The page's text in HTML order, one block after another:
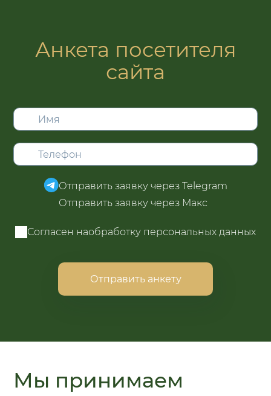
Анкета посетителя
сайта
Отправить заявку через Telegram
Отправить заявку через Макс
Согласен наобработку персональных данных
Мы принимаем